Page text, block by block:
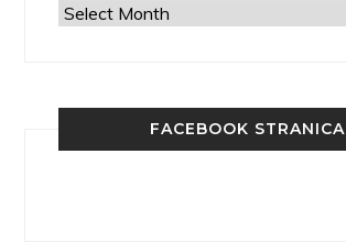
Arhiva
FACEBOOK STRANICA